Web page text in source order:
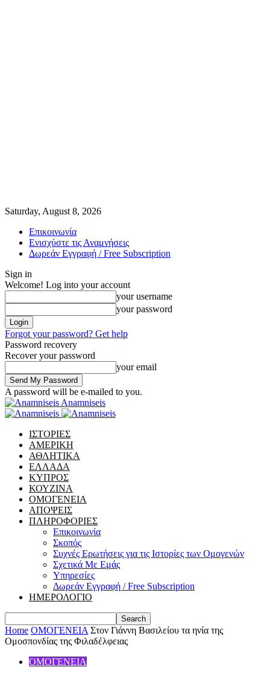
Saturday, August 8, 2026
Επικοινωνία
Ενισχύστε τις Αναμνήσεις
Δωρεάν Εγγραφή / Free Subscription
Sign in
Welcome! Log into your account
your username
your password
Forgot your password? Get help
Password recovery
Recover your password
your email
A password will be e-mailed to you.
Anamniseis
ΙΣΤΟΡΙΕΣ
ΑΜΕΡΙΚΗ
ΑΘΛΗΤΙΚΑ
ΕΛΛΑΔΑ
ΚΥΠΡΟΣ
ΚΟΥΖΙΝΑ
ΟΜΟΓΕΝΕΙΑ
ΑΠΟΨΕΙΣ
ΠΛΗΡΟΦΟΡΙΕΣ
Επικοινωνία
Σκοπός
Συχνές Ερωτήσεις για τις Ιστορίες των Ομογενών
Σχετικά Με Εμάς
Υπηρεσίες
Δωρεάν Εγγραφή / Free Subscription
ΗΜΕΡΟΛΟΓΙΟ
Home ΟΜΟΓΕΝΕΙΑ Στον Γιάννη Βασιλείου τα ηνία της
Ομοσπονδίας της Φιλαδέλφειας
ΟΜΟΓΕΝΕΙΑ